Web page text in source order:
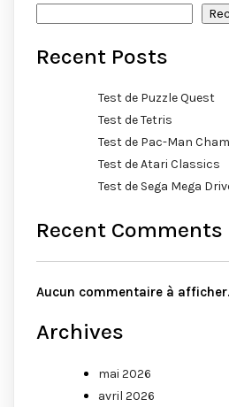
Recent Posts
Test de Puzzle Quest
Test de Tetris
Test de Pac-Man
Test de Atari Classics
Test de Sega Mega
Recent Comments
Aucun commentaire à afficher.
Archives
mai 2026
avril 2026